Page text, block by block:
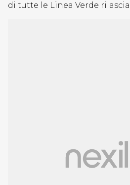
di tutte le Linea Verde